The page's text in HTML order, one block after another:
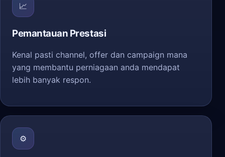
📈
Pemantauan Prestasi
Kenal pasti channel, offer dan campaign mana
yang membantu perniagaan anda mendapat
lebih banyak respon.
⚙️